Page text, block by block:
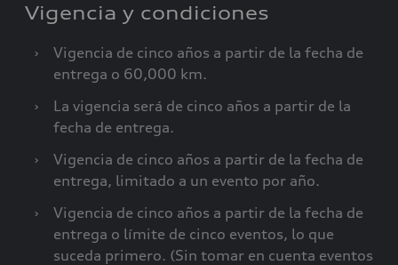
Vigencia y condiciones
›
Vigencia de cinco años a partir de la fecha de
entrega o 60,000 km.
›
La vigencia será de cinco años a partir de la
fecha de entrega.
›
Vigencia de cinco años a partir de la fecha de
entrega, limitado a un evento por año.
›
Vigencia de cinco años a partir de la fecha de
entrega o límite de cinco eventos, lo que
suceda primero. (Sin tomar en cuenta eventos